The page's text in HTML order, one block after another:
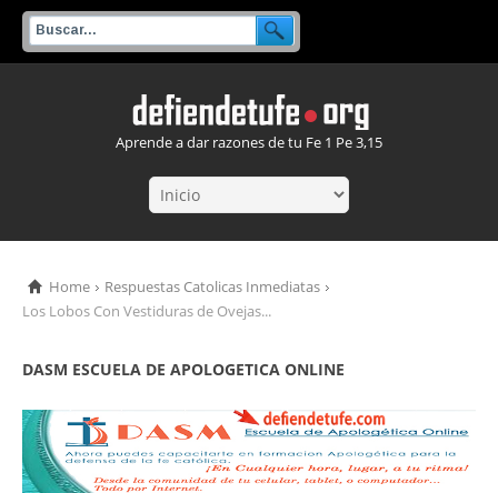
Aprende a dar razones de tu Fe 1 Pe 3,15
Home
Respuestas Catolicas Inmediatas
Los Lobos Con Vestiduras de Ovejas...
DASM ESCUELA DE APOLOGETICA ONLINE